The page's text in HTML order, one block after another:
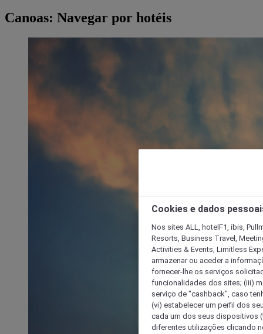
Canoas: Navegar por hotéis
Cookies e dados
Nos sites ALL, hotelF1, ibis,
Resorts, Business Travel,
Activities & Events, Limitless
armazenar ou aceder a
fornecer-lhe os serviços
funcionalidades dos sites; (iii)
serviço de "cashback", caso
(vi) estabelecer um perfil dos
cada um dos seus dispositivos
diferentes utilizações clicando